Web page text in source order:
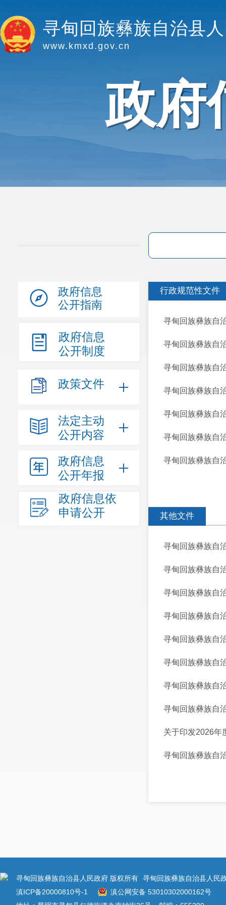
寻甸回族彝族自治县
www.kmxd.gov.cn
政府
政府信息
公开指南
政府信息
公开制度
政策文件
法定主动
公开内容
政府信息
公开年报
政府信息依
申请公开
行政规范性文件
寻甸回族彝族自
寻甸回族彝族自
寻甸回族彝族自
寻甸回族彝族自
寻甸回族彝族自
寻甸回族彝族自
寻甸回族彝族自
其他文件
寻甸回族彝族自
寻甸回族彝族自
寻甸回族彝族自
寻甸回族彝族自
寻甸回族彝族自
寻甸回族彝族自
寻甸回族彝族自
寻甸回族彝族自
关于印发2026年
寻甸回族彝族自
寻甸回族彝族自治县人民政府 版权所有 寻甸回族彝族自治县人民
滇ICP备20000810号-1
滇公网安备 53010302000162号